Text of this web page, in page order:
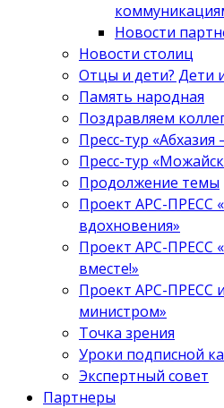
Новости
Новости столиц
Отцы и дети? Дети
Память народная
Поздравляем
Пресс-тур «Абхазия
Пресс-тур
Продолжение темы
Проект АРС-ПРЕСС
вдохновения»
Проект АРС-ПРЕСС
вместе!»
Проект АРС-ПРЕСС
министром»
Точка зрения
Уроки подписной
Экспертный совет
Партнеры